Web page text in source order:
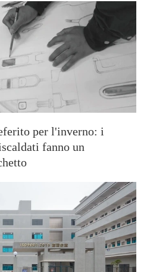
per l'inverno: i
fanno un